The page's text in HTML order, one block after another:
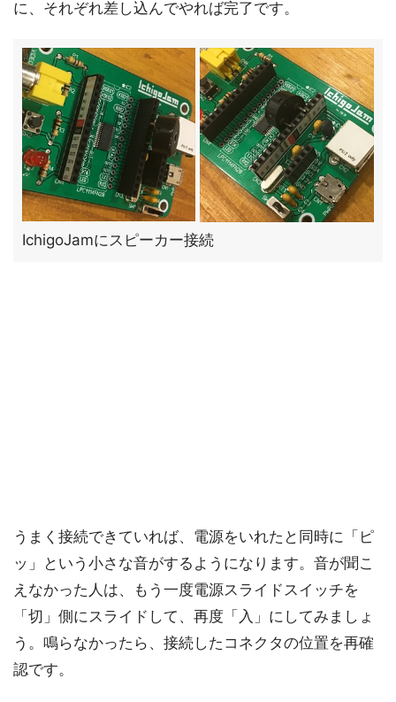
に、それぞれ差し込んでやれば完了です。
IchigoJamにスピーカー接続
うまく接続できていれば、電源をいれたと同時に「ピ
ッ」という小さな音がするようになります。音が聞こ
えなかった人は、もう一度電源スライドスイッチを
「切」側にスライドして、再度「入」にしてみましょ
う。鳴らなかったら、接続したコネクタの位置を再確
認です。